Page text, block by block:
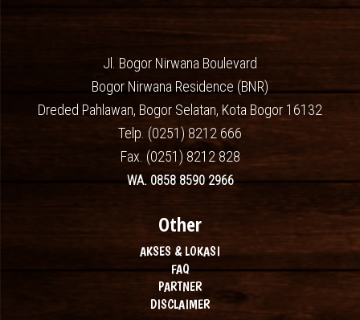
Jl. Bogor Nirwana Boulevard
Bogor Nirwana Residence (BNR)
Dreded Pahlawan, Bogor Selatan, Kota Bogor 16132
Telp. (0251) 8212 666
Fax. (0251) 8212 828
WA. 0858 8590 2966
Other
AKSES & LOKASI
FAQ
PARTNER
DISCLAIMER